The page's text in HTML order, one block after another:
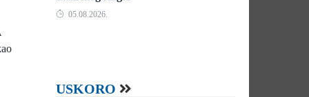
05.08.2026.
USKORO